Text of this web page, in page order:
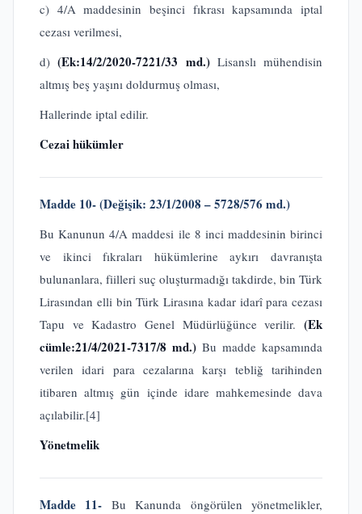
c) 4/A maddesinin beşinci fıkrası kapsamında iptal
cezası verilmesi,
d)(Ek:14/2/2020-7221/33 md.)Lisanslı mühendisin
altmış beş yaşını doldurmuş olması,
Hallerinde iptal edilir.
Cezai hükümler
Madde 10- (Değişik: 23/1/2008 – 5728/576 md.)
Bu Kanunun 4/A maddesi ile 8 inci maddesinin birinci
ve ikinci fıkraları hükümlerine aykırı davranışta
bulunanlara, fiilleri suç oluşturmadığı takdirde, bin Türk
Lirasından elli bin Türk Lirasına kadar idarî para cezası
Tapu ve Kadastro Genel Müdürlüğünce verilir. (Ek
cümle:21/4/2021-7317/8 md.) Bu madde kapsamında
verilen idari para cezalarına karşı tebliğ tarihinden
itibaren altmış gün içinde idare mahkemesinde dava
açılabilir.[4]
Yönetmelik
Madde 11- Bu Kanunda öngörülen yönetmelikler,